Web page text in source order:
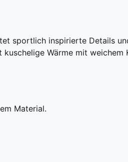
sportlich inspirierte Details
Wärme mit
Material.